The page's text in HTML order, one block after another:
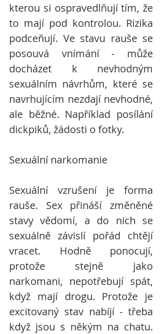
kterou si ospravedlňují tím, že
to mají pod kontrolou. Rizika
podceňují. Ve stavu rauše se
posouvá vnímání - může
docházet k nevhodným
sexuálním návrhům, které se
navrhujícím nezdají nevhodné,
ale běžné. Například posílání
dickpiků, žádosti o fotky.
Sexuální narkomanie
Sexuální vzrušení je forma
rauše. Sex přináší změněné
stavy vědomí, a do nich se
sexuálně závislí pořád chtějí
vracet. Hodně ponocují,
protože stejně jako
narkomani, nepotřebují spát,
když mají drogu. Protože je
excitovaný stav nabíjí - třeba
když jsou s někým na chatu.